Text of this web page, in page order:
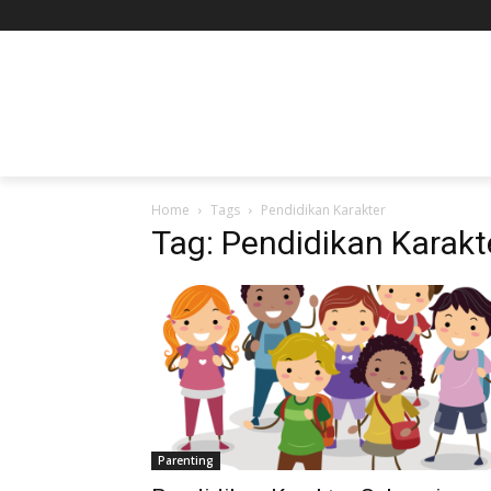
Home Tags Pendidikan Karakter
Tag: Pendidikan
Parenting